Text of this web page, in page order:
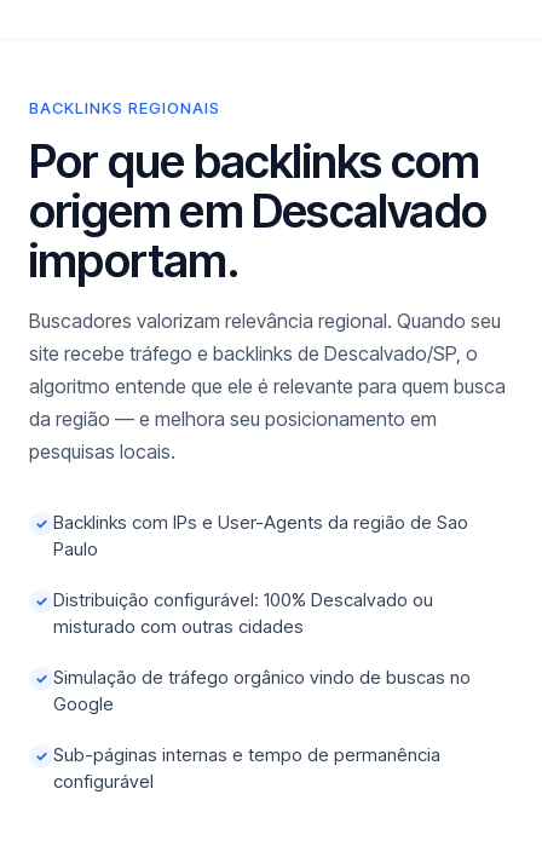
BACKLINKS REGIONAIS
Por que backlinks com
origem em Descalvado
importam.
Buscadores valorizam relevância regional. Quando seu
site recebe tráfego e backlinks de Descalvado/SP, o
algoritmo entende que ele é relevante para quem busca
da região — e melhora seu posicionamento em
pesquisas locais.
✓ Backlinks com IPs e User-Agents da região de Sao
Paulo
✓ Distribuição configurável: 100% Descalvado ou
misturado com outras cidades
✓ Simulação de tráfego orgânico vindo de buscas no
Google
✓ Sub-páginas internas e tempo de permanência
configurável